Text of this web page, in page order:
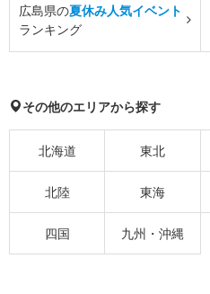
広島県の夏休み人気イベント
ランキング
その他のエリアから探す
北海道 東北
北陸 東海
四国 九州・沖縄